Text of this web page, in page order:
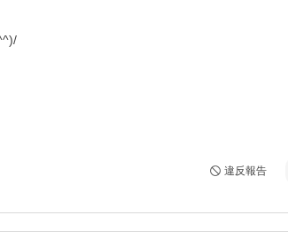
違反報告